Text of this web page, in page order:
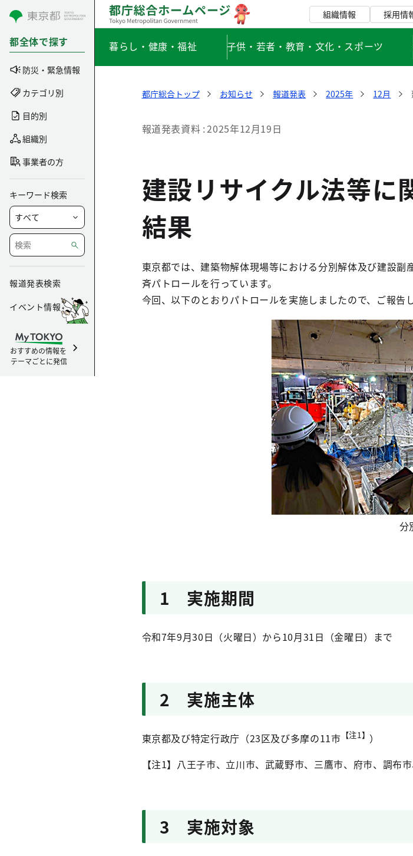
コンテンツにスキップ
都全体で探す
防災・緊急情報
カテゴリ別
目的別
組織別
事業者の方
キーワード検索
報道発表検索
イベント情報
おすすめの情報を
テーマごとに発信
組織情報 採用情
暮らし・健康・福祉 子供・若者・教育・文化・スポーツ
都庁総合トップ お知らせ 報道発表 2025年 12月
報道発表資料 2025年12月19日
建設リサイクル法等に
結果
東京都では、建築物解体現場等における分別解体及び建設
斉パトロールを行っています。
今回、以下のとおりパトロールを実施しましたので、ご報告し
分
1 実施期間
令和7年9月30日（火曜日）から10月31日（金曜日）まで
2 実施主体
東京都及び特定行政庁（23区及び多摩の11市 【注1】 ）
【注1】八王子市、立川市、武蔵野市、三鷹市、府市、調布
3 実施対象